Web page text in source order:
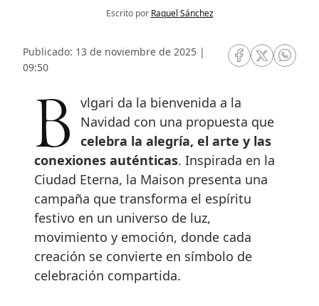
Escrito por Raquel Sánchez
Publicado: 13 de noviembre de 2025 |
09:50
RRSS Facebook
RRSSRRSS
Bvlgari da la bienvenida a la
Navidad con una propuesta que
celebra la alegría, el arte y las
conexiones auténticas. Inspirada en la
Ciudad Eterna, la Maison presenta una
campaña que transforma el espíritu
festivo en un universo de luz,
movimiento y emoción, donde cada
creación se convierte en símbolo de
celebración compartida.